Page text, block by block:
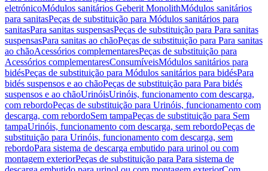
eletrónicoMódulos sanitários Geberit MonolithMódulos sanitários
para sanitasPeças de substituição para Módulos sanitários para
sanitasPara sanitas suspensasPeças de substituição para Para sanitas
suspensasPara sanitas ao chãoPeças de substituição para Para sanitas
ao chãoAcessórios complementaresPeças de substituição para
Acessórios complementaresConsumíveisMódulos sanitários para
bidésPeças de substituição para Módulos sanitários para bidésPara
bidés suspensos e ao chãoPeças de substituição para Para bidés
suspensos e ao chãoUrinóisUrinóis, funcionamento com descarga,
com rebordoPeças de substituição para Urinóis, funcionamento com
descarga, com rebordoSem tampaPeças de substituição para Sem
tampaUrinóis, funcionamento com descarga, sem rebordoPeças de
substituição para Urinóis, funcionamento com descarga, sem
rebordoPara sistema de descarga embutido para urinol ou com
montagem exteriorPeças de substituição para Para sistema de